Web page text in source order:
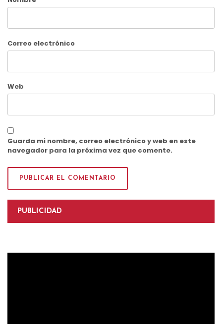
Correo electrónico
Web
Guarda mi nombre, correo electrónico y web en este
navegador para la próxima vez que comente.
PUBLICIDAD